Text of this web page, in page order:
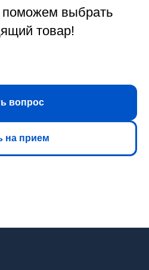
выбрать
товар!
вопрос
на прием